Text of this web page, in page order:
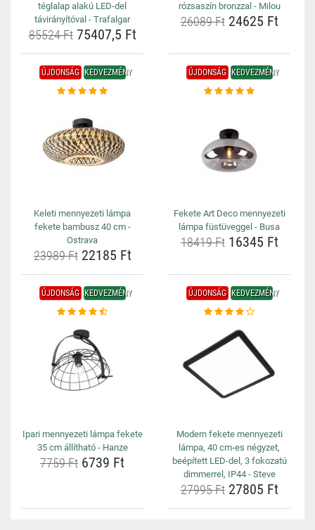
téglalap alakú LED-del
távirányítóval - Trafalgar
85524 Ft75407,5 Ft
rózsaszín bronzzal - Milou
26089 Ft24625 Ft
ÚJDONSÁG KEDVEZMÉNY
Keleti mennyezeti lámpa
fekete bambusz 40 cm -
Ostrava
23989 Ft22185 Ft
ÚJDONSÁG KEDVEZMÉNY
Fekete Art Deco mennyezeti
lámpa füstüveggel - Busa
18419 Ft16345 Ft
ÚJDONSÁG KEDVEZMÉNY
Ipari mennyezeti lámpa fekete
35 cm állítható - Hanze
7759 Ft 6739 Ft
ÚJDONSÁG KEDVEZMÉNY
Modern fekete mennyezeti
lámpa, 40 cm-es négyzet,
beépített LED-del, 3 fokozatú
dimmerrel, IP44 - Steve
27995 Ft27805 Ft